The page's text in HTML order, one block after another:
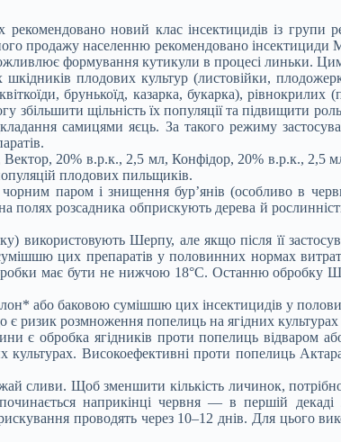
рекомендовано новий клас інсектицидів із групи
продажу населенню рекомендовано інсектициди
формування кутикули в процесі линьки.
плодових культур (листовійки,
брунькоїд, казарка, букарка), рівнокрилих
щільність їх популяції та підвищити роль
самицями яєць. За такого режиму
Вектор, 20% в.р.к., 2,5 мл, Конфідор, 20% в.р.к., 2,5
плодових пильщиків.
паром і знищення бур’янів (особливо в
полях розсадника обприскують дерева й
використовують Шерпу, але якщо після її
цих препаратів у половинних нормах
має бути не нижчою 18°С. Останню обробку
або баковою сумішшю цих інсектицидів у
розмноження попелиць на ягідних культурах
є обробка ягідників проти попелиць відваром
культурах. Високоефективні проти попелиць
сливи. Щоб зменшити кількість личинок,
наприкінці червня — в першій
проводять через 10–12 днів. Для цього